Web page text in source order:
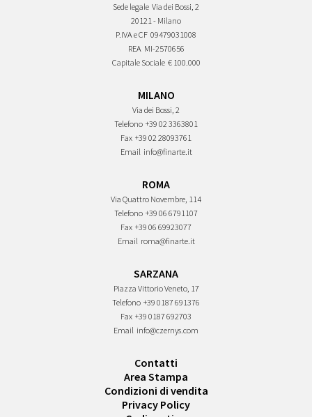
Sede legale Via dei Bossi, 2
20121 - Milano
P.IVA e CF 09479031008
REA MI-2570656
Capitale Sociale € 100.000
MILANO
Via dei Bossi, 2
Telefono +39 02 3363801
Fax +39 02 28093761
Email info@finarte.it
ROMA
Via Quattro Novembre, 114
Telefono +39 06 6791107
Fax +39 06 69923077
Email roma@finarte.it
SARZANA
Piazza Vittorio Veneto, 17
Telefono +39 0187 691376
Fax +39 0187 692703
Email info@czernys.com
Contatti
Area Stampa
Condizioni di vendita
Privacy Policy